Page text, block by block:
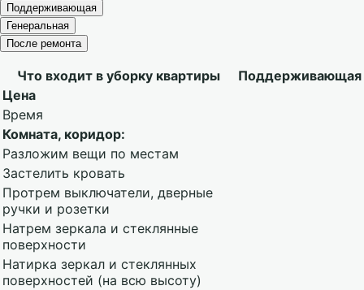
Поддерживающая
Генеральная
После ремонта
Что входит в уборку квартиры
Поддерживающая
Цена
Время
Комната, коридор:
Разложим вещи по местам
Застелить кровать
Протрем выключатели, дверные
ручки и розетки
Натрем зеркала и стеклянные
поверхности
Натирка зеркал и стеклянных
поверхностей (на всю высоту)